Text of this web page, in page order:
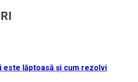
este lăptoasă și cum rezolvi